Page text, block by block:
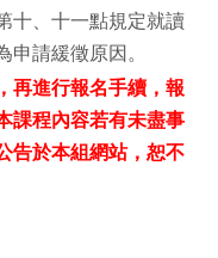
十、十一點規定就讀
請緩徵原因。
再進行報名手續，報
課程內容若有未盡事
告於本組網站，恕不